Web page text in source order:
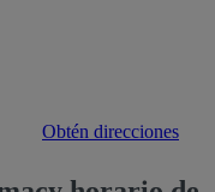
Obtén direcciones